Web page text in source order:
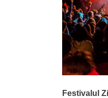
Festivalul